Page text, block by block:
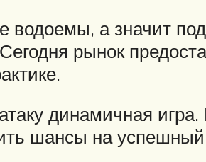
водоемы, а значит
рынок
динамичная
шансы на